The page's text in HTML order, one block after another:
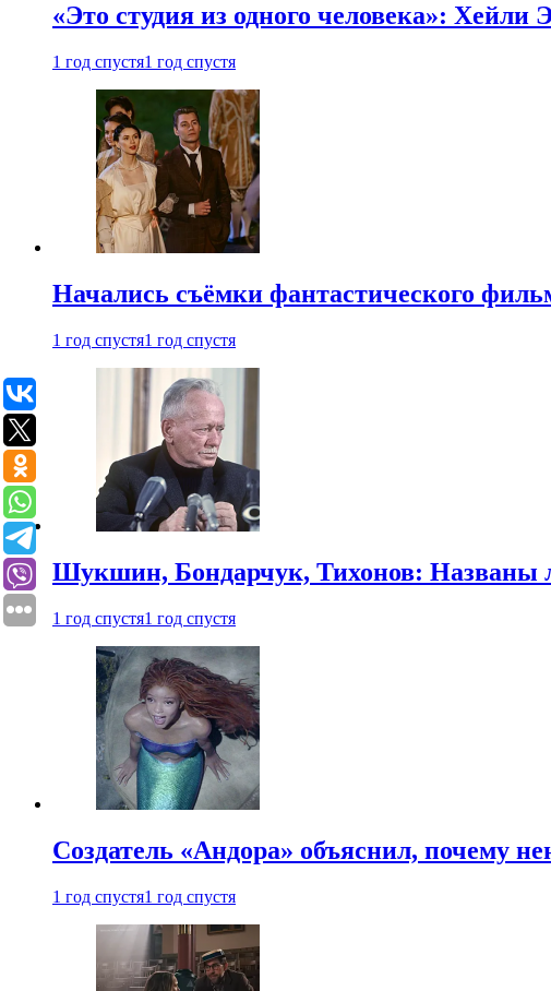
«Это студия из одного человека»:
1 год спустя1 год спустя
Начались съёмки фантастического
1 год спустя1 год спустя
Шукшин, Бондарчук, Тихонов: Названы
1 год спустя1 год спустя
Создатель «Андора» объяснил, почему
1 год спустя1 год спустя